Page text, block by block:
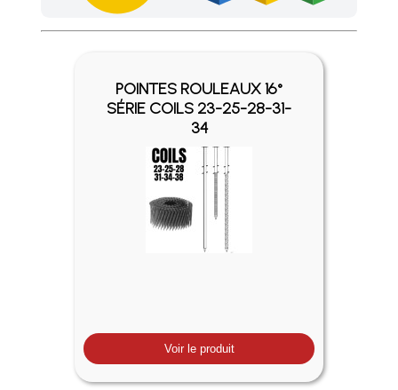
Profitez des Frais de port offerts en France
POINTES ROULEAUX 16°
SÉRIE COILS 23-25-28-31-
34
Voir le produit